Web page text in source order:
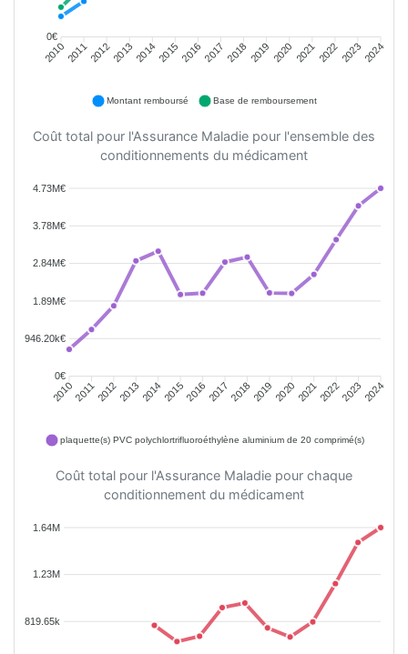
0€
20102011201220132014201520162017 2018 2019 2020 2021202220232024
Montant remboursé Base de remboursement
Coût total pour l'Assurance Maladie pour l'ensemble des
conditionnements du médicament
4.73M€
3.78M€
2.84M€
1.89M€
946.20k€
0€
201020112012201320142015201620172018201920202021202220232024
plaquette(s) PVC polychlortrifluoroéthylène aluminium de 20 comprimé(s)
Coût total pour l'Assurance Maladie pour chaque
conditionnement du médicament
1.64M
1.23M
819.65k